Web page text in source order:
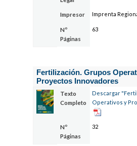
Impresor Imprenta
Nº
Páginas
63
Fertilización. Grupos
Proyectos Innovadores
Texto
Completo
Descargar
Operativos y
Nº
Páginas
32